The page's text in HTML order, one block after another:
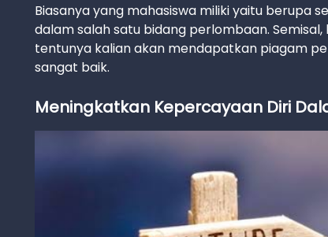
Biasanya yang mahasiswa miliki yaitu berupa
dalam salah satu bidang perlombaan.
tentunya kalian akan mendapatkan piagam
sangat baik.
Meningkatkan Kepercayaan Diri